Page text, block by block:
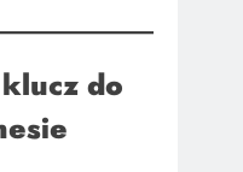
do